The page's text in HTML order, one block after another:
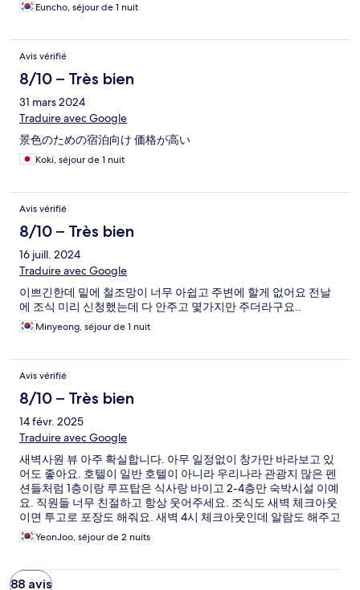
Euncho, séjour de 1 nuit
Avis vérifié
8/10 – Très bien
31 mars 2024
Traduire avec Google
景色のための宿泊向け 価格が高い
Koki, séjour de 1 nuit
Avis vérifié
8/10 – Très bien
16 juill. 2024
Traduire avec Google
이쁘긴한데 밑에 철조망이 너무 아쉽고 주변에 할게 없어요 전날
에 조식 미리 신청했는데 다 안주고 몇가지만 주더라구요..
Minyeong, séjour de 1 nuit
Avis vérifié
8/10 – Très bien
14 févr. 2025
Traduire avec Google
새벽사원 뷰 아주 확실합니다. 아무 일정없이 창가만 바라보고 있
어도 좋아요. 호텔이 일반 호텔이 아니라 우리나라 관광지 많은 펜
션들처럼 1층이랑 루프탑은 식사랑 바이고 2-4층만 숙박시설 이예
요. 직원들 너무 친절하고 항상 웃어주세요. 조식도 새벽 체크아웃
이면 투고로 포장도 해줘요. 새벽 4시 체크아웃인데 알람도 해주고
택시도 불러주더라구요. 엘베없고 호텔 앞까지 택시를 부르거나
타고 올 수 없으니 참고하세요. 모기약이랑 훈증기 필수!! 물가 옆
국 둘째날 편의점에서 훈증기 사다 꼽았어요. 왓포, 왓아룬 가깝고
YeonJoo, séjour de 2 nuits
88 avis